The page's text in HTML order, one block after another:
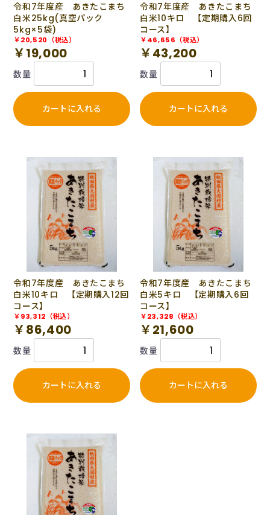
令和7年度産 あきたこまち
白米25kg(真空パック
5kg×5袋)
￥20,520（税込）
￥19,000
数量
カートに入れる
令和7年度産 あきたこまち
白米10キロ 【定期購入6回
コース】
￥46,656（税込）
￥43,200
数量
カートに入れる
令和7年度産 あきたこまち
白米10キロ 【定期購入12回
コース】
￥93,312（税込）
￥86,400
数量
カートに入れる
令和7年度産 あきたこまち
白米5キロ 【定期購入6回
コース】
￥23,328（税込）
￥21,600
数量
カートに入れる